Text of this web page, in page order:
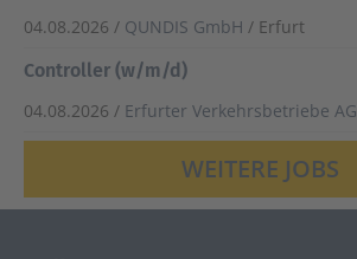
04.08.2026 / QUNDIS GmbH / Erfurt
Controller (w/m/d)
04.08.2026 / Erfurter Verkehrsbetriebe AG
WEITERE JOBS